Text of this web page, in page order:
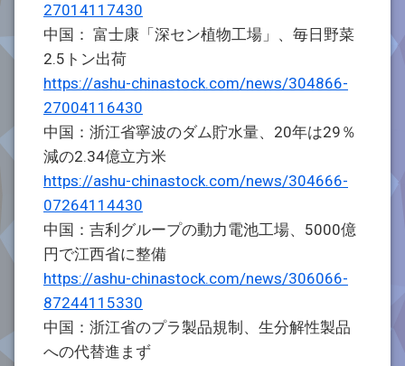
27014117430
中国： 富士康「深セン植物工場」、毎日野菜
2.5トン出荷
https://ashu-chinastock.com/news/304866-
27004116430
中国：浙江省寧波のダム貯水量、20年は29％
減の2.34億立方米
https://ashu-chinastock.com/news/304666-
07264114430
中国：吉利グループの動力電池工場、5000億
円で江西省に整備
https://ashu-chinastock.com/news/306066-
87244115330
中国：浙江省のプラ製品規制、生分解性製品
への代替進まず